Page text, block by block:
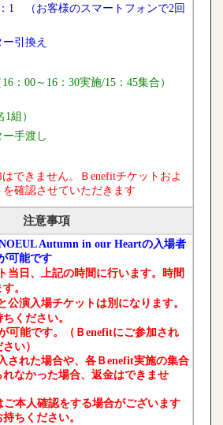
1 （お客様のスマートフォンで2回
引換え
：00～16：30実施/15：45集合 ）
1組）
ー手渡し
できません。Ｂenefitチケットおよ
を確認させていただきます
注意事項
Autumn in our Heartの入場者
可能です
当日、上記の時間に行います。時間
。
公演入場チケットは別になります。
ちください。
可能です。（Ｂenefitにご参加され
い）
された場合や、各Ｂenefit実施の集合
なかった場合、返金はできませ
ご本人確認をする場合がございます
ちください。